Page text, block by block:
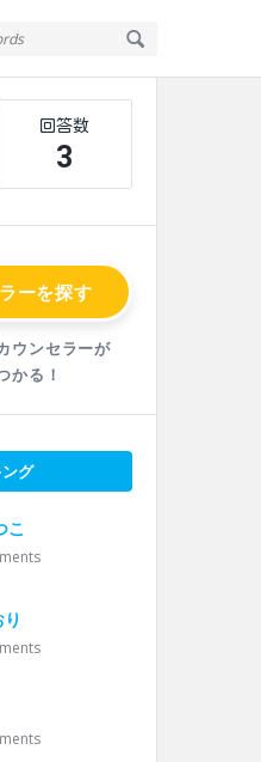
3
ウンセラーが
かる！
グ
こ